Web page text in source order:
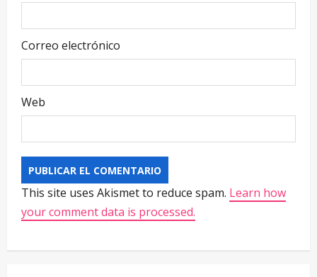
Correo electrónico
Web
This site uses Akismet to reduce spam. Learn how
your comment data is processed.